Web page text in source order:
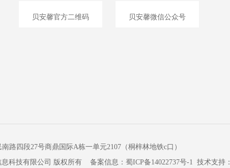
贝安馨官方二维码 贝安馨微信公众号
路四段27号商鼎国际A栋一单元2107（桐梓林地铁c口）
息科技有限公司 版权所有 备案信息： 蜀ICP备14022737号-1 技术支持：